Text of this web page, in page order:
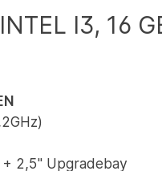
I3, 16
+ 2,5" Upgradebay